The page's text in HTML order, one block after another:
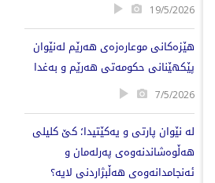
19/5/2026
هێزەکانی موعارەزەی هەرێم لەنێوان
پێکهێنانی حکومەتی هەرێم و بەغدا
7/5/2026
لە نێوان پارتی و یەکێتیدا؛ کێ کلیلی
هەڵوەشاندنەوەی پەرلەمان و
ئەنجامدانەوەی هەڵبژاردنی لایە؟